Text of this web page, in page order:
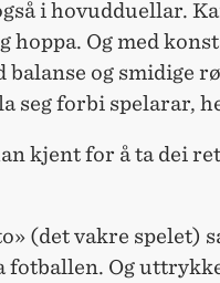
i hovudduellar.
hoppa. Og med
balanse og smidige
seg forbi spelarar,
kjent for å ta dei
(det vakre spelet)
fotballen. Og